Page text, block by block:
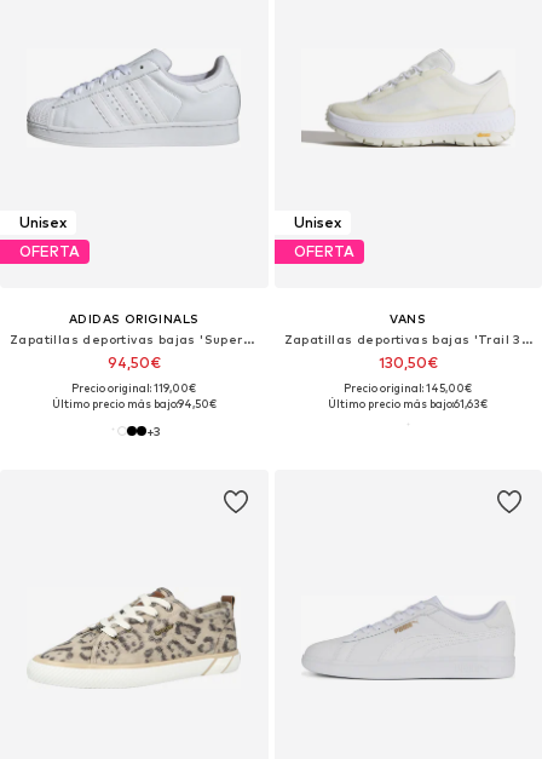
Unisex
OFERTA
ADIDAS ORIGINALS
Zapatillas deportivas bajas 'Superstar II'
94,50€
Precio original: 119,00€
Último precio más bajo:94,50€
+3
Unisex
OFERTA
VANS
Zapatillas deportivas bajas 'Trail 36'
130,50€
Precio original: 145,00€
Último precio más bajo:61,63€